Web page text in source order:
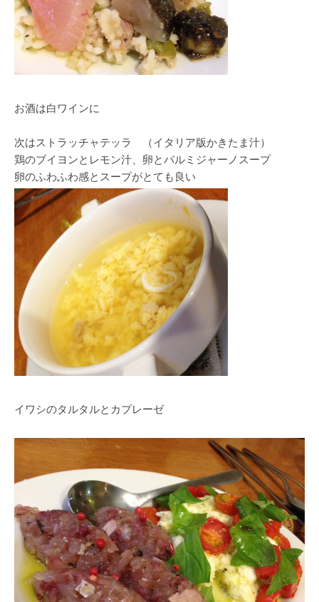
お酒は白ワインに
次はストラッチャテッラ （イタリア版かきたま汁）
鶏のブイヨンとレモン汁、卵とパルミジャーノスープ
卵のふわふわ感とスープがとても良い
イワシのタルタルとカプレーゼ